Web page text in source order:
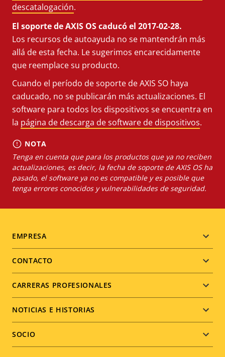
descatalogación.
El soporte de AXIS OS caducó el 2017-02-28.
Los recursos de autoayuda no se mantendrán más
allá de esta fecha. Le sugerimos encarecidamente
que reemplace su producto.
Cuando el período de soporte de AXIS SO haya
caducado, no se publicarán más actualizaciones. El
software para todos los dispositivos se encuentra en
la página de descarga de software de dispositivos.
NOTA
Tenga en cuenta que para los productos que ya no reciben
actualizaciones, es decir, la fecha de soporte de AXIS OS ha
pasado, el software ya no es compatible y es posible que
tenga errores conocidos y vulnerabilidades de seguridad.
Footer
menu
EMPRESA
CONTACTO
CARRERAS PROFESIONALES
NOTICIAS E HISTORIAS
SOCIO